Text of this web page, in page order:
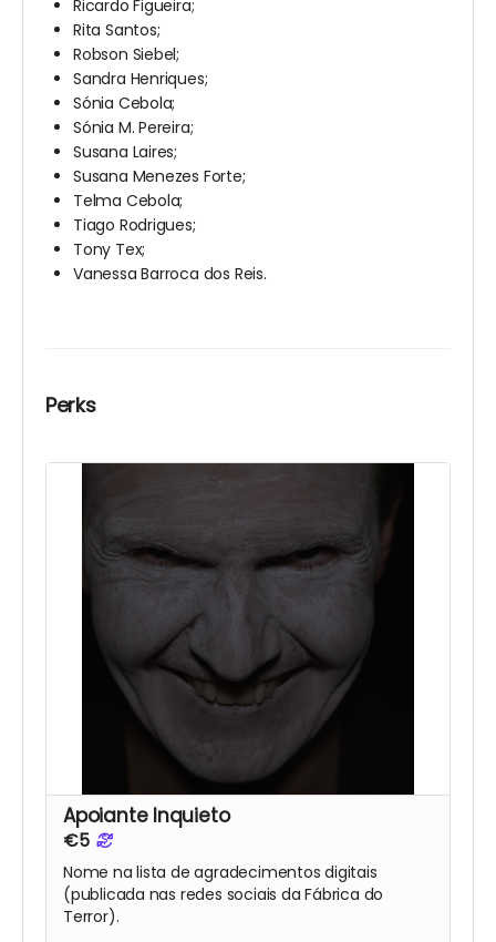
Ricardo Figueira;
Rita Santos;
Robson Siebel;
Sandra Henriques;
Sónia Cebola;
Sónia M. Pereira;
Susana Laires;
Susana Menezes Forte;
Telma Cebola;
Tiago Rodrigues;
Tony Tex;
Vanessa Barroca dos Reis.
Perks
Apoiante Inquieto
€5
Nome na lista de agradecimentos digitais
(publicada nas redes sociais da Fábrica do
Terror).